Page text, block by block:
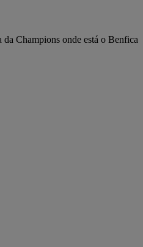
da Champions onde está o Benfica